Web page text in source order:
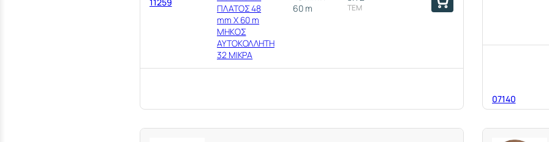
ΠΛΑΤΟΣ 48
mm Χ 60 m
ΜΗΚΟΣ
ΑΥΤΟΚΟΛΛΗΤΗ
32 ΜΙΚΡΑ
60 m
ΤΕΜ
07140